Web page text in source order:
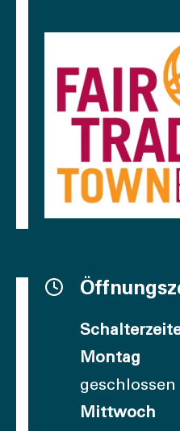
Montag
geschlossen
Mittwoch